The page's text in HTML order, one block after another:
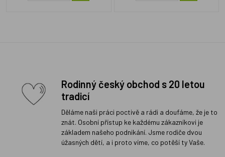
Rodinný český obchod s 20 letou
tradicí
Děláme naši práci poctivě a rádi a doufáme, že je to
znát. Osobní přístup ke každému zákazníkovi je
základem našeho podnikání. Jsme rodiče dvou
úžasných dětí, a i proto víme, co potěší ty Vaše.